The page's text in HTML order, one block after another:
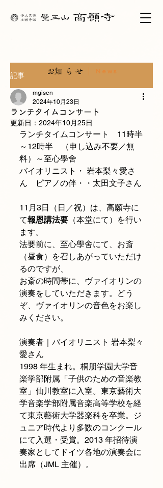
記事
ランチタイムコンサート
mgisen
2024年10月23日
更新日： 2024年10月25日
ランチタイムコンサート　11時半
～12時半　（申し込み不要／無
料）～至心學舍
バイオリニスト・ 岩本梨々愛さ
ん　ピアノの伴・・太田文子さん
11月3日（日／祝）は、高願寺に
て報恩講法要 （本堂にて）を行い
ます。
法要前に、至心學舍にて、お斎
（昼食）を召しあがっていただけ
るのですが、
お斎の時間帯に、ヴァイオリンの
演奏をしていただきます。どう
ぞ、ヴァイオリンの音色をお楽し
みください。
演奏者｜バイオリニスト 岩本梨々
愛さん
1998 年生まれ。桐朋学園大学音
楽学部附属「子供のための音楽教
室」仙川教室に入室。東京藝術大
学音楽学部附属音楽高等学校を経
て東京藝術大学器楽科を卒業。ジ
ュニア時代より多数のコンクール
にて入選・受賞。2013 年招待演
奏家としてドイツ各地の演奏会に
出席（JML 主催）。
​お知らせ News